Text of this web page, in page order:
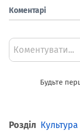
Коментарі
Коментувати...
Будьте
Розділ Культура